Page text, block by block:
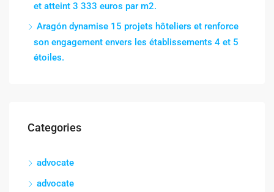
et atteint 3 333 euros par m2.
Aragón dynamise 15 projets hôteliers et renforce
son engagement envers les établissements 4 et 5
étoiles.
Categories
advocate
advocate